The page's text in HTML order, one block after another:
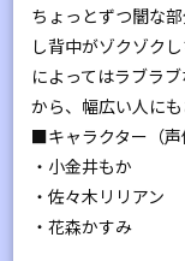
ちょっとずつ闇な
し背中がゾクゾク
によってはラブラ
から、幅広い人にも
■キャラクター（声
・小金井もか
・佐々木リリアン
・花森かすみ